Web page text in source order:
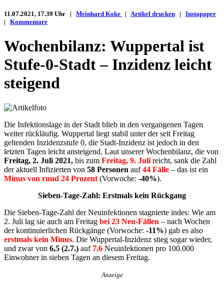
11.07.2021, 17.39 Uhr | Meinhard Koke | Artikel drucken | Instapaper
| Kommentare
Wochenbilanz: Wuppertal ist
Stufe-0-Stadt – Inzidenz leicht
steigend
Die Infektionslage in der Stadt blieb in den vergangenen Tagen
weiter rückläufig. Wuppertal liegt stabil unter der seit Freitag
geltenden Inzidenzstufe 0, die Stadt-Inzidenz ist jedoch in den
letzten Tagen leicht ansteigend. Laut unserer Wochenbilanz, die von
Freitag, 2. Juli 2021, bis zum Freitag, 9. Juli reicht, sank die Zahl
der aktuell Infizierten von 58 Personen auf44 Fälle – das ist ein
Minus von rund 24 Prozent (Vorwoche: -40%).
Sieben-Tage-Zahl: Erstmals kein Rückgang
Die Sieben-Tage-Zahl der Neuinfektionen stagnierte indes: Wie am
2. Juli lag sie auch am Freitag bei 23 Neu-Fällen – nach Wochen
der kontinuierlichen Rückgänge (Vorwoche: -11%) gab es also
erstmals kein Minus. Die Wuppertal-Inzidenz stieg sogar wieder,
und zwar von 6,5 (2.7.) auf 7,6 Neuinfektionen pro 100.000
Einwohner in sieben Tagen an diesem Freitag.
Anzeige